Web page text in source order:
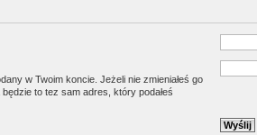
w Twoim koncie. Jeżeli nie zmieniałeś go
to tez sam adres, który podałeś